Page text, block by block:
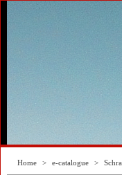
Home > e-catalogue >